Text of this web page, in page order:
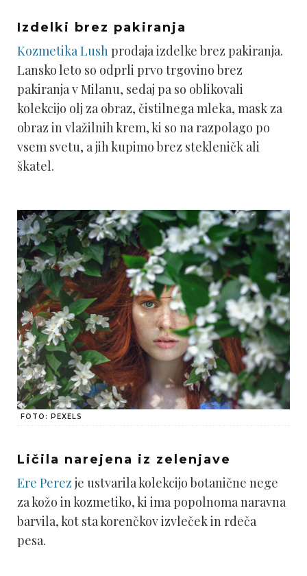
Izdelki brez pakiranja
Kozmetika Lushprodaja izdelke brez pakiranja.
Lansko leto so odprli prvo trgovino brez
pakiranja v Milanu, sedaj pa so oblikovali
kolekcijo olj za obraz, čistilnega mleka, mask za
obraz in vlažilnih krem, ki so na razpolago po
vsem svetu, a jih kupimo brez stekleničk ali
škatel.
FOTO: PEXELS
Ličila narejena iz zelenjave
Ere Perez je ustvarila kolekcijo botanične nege
za kožo in kozmetiko, ki ima popolnoma naravna
barvila, kot sta korenčkov izvleček in rdeča
pesa.